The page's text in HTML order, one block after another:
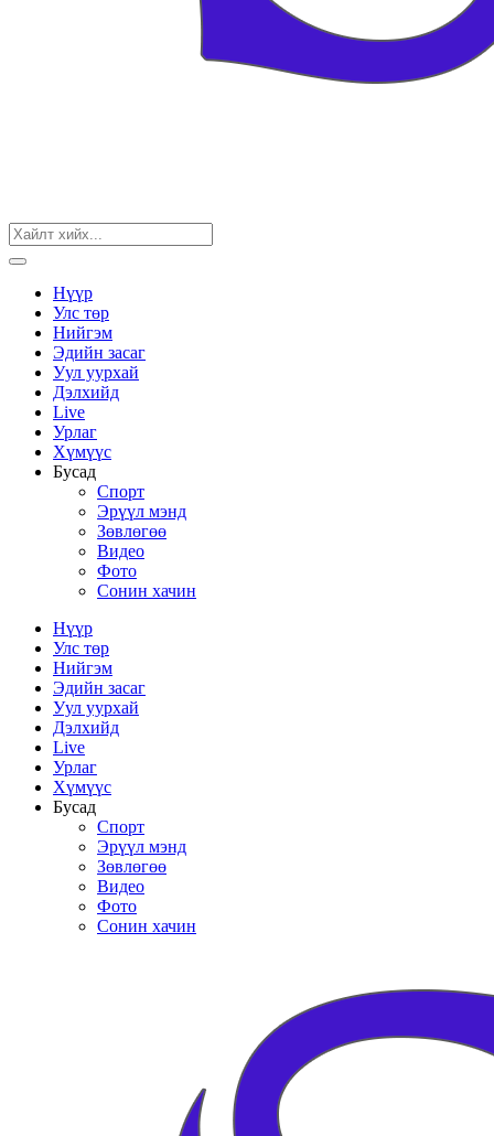
Нүүр
Улс төр
Нийгэм
Эдийн засаг
Уул уурхай
Дэлхийд
Live
Урлаг
Хүмүүс
Бусад
Спорт
Эрүүл мэнд
Зөвлөгөө
Видео
Фото
Сонин хачин
Нүүр
Улс төр
Нийгэм
Эдийн засаг
Уул уурхай
Дэлхийд
Live
Урлаг
Хүмүүс
Бусад
Спорт
Эрүүл мэнд
Зөвлөгөө
Видео
Фото
Сонин хачин